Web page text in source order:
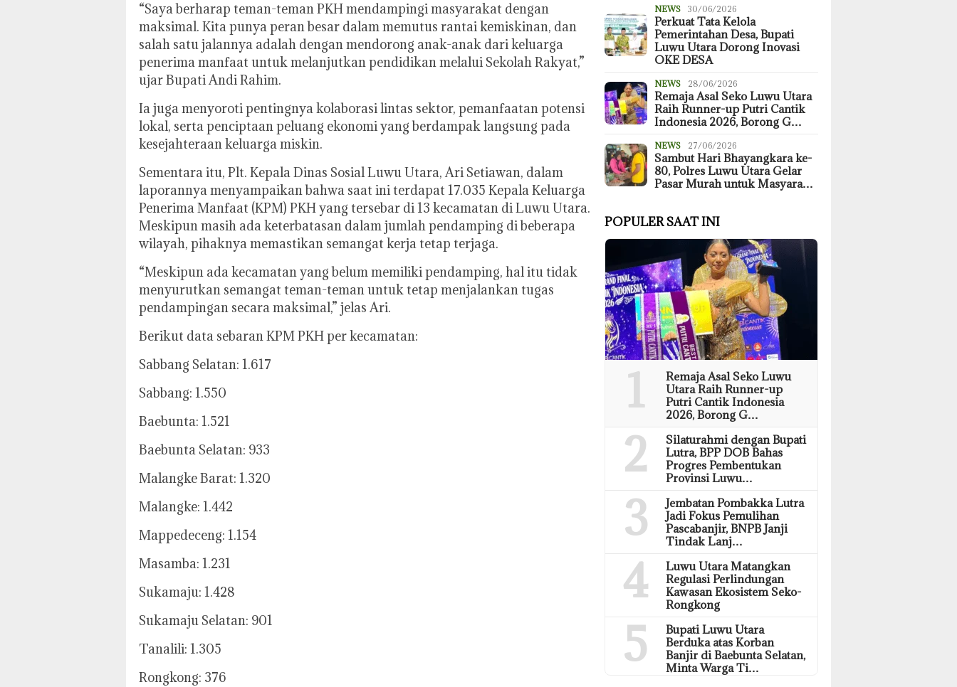
“Saya berharap teman-teman PKH mendampingi masyarakat dengan
maksimal. Kita punya peran besar dalam memutus rantai kemiskinan, dan
salah satu jalannya adalah dengan mendorong anak-anak dari keluarga
penerima manfaat untuk melanjutkan pendidikan melalui Sekolah Rakyat,”
ujar Bupati Andi Rahim.
Ia juga menyoroti pentingnya kolaborasi lintas sektor, pemanfaatan potensi
lokal, serta penciptaan peluang ekonomi yang berdampak langsung pada
kesejahteraan keluarga miskin.
Sementara itu, Plt. Kepala Dinas Sosial Luwu Utara, Ari Setiawan, dalam
laporannya menyampaikan bahwa saat ini terdapat 17.035 Kepala Keluarga
Penerima Manfaat (KPM) PKH yang tersebar di 13 kecamatan di Luwu Utara.
Meskipun masih ada keterbatasan dalam jumlah pendamping di beberapa
wilayah, pihaknya memastikan semangat kerja tetap terjaga.
“Meskipun ada kecamatan yang belum memiliki pendamping, hal itu tidak
menyurutkan semangat teman-teman untuk tetap menjalankan tugas
pendampingan secara maksimal,” jelas Ari.
Berikut data sebaran KPM PKH per kecamatan:
Sabbang Selatan: 1.617
Sabbang: 1.550
Baebunta: 1.521
Baebunta Selatan: 933
Malangke Barat: 1.320
Malangke: 1.442
Mappedeceng: 1.154
Masamba: 1.231
Sukamaju: 1.428
Sukamaju Selatan: 901
Tanalili: 1.305
Rongkong: 376
NEWS 30/06/2026
Perkuat Tata Kelola
Pemerintahan Desa, Bupati
Luwu Utara Dorong Inovasi
OKE DESA
NEWS 28/06/2026
Remaja Asal Seko Luwu Utara
Raih Runner-up Putri Cantik
Indonesia 2026, Borong G…
NEWS 27/06/2026
Sambut Hari Bhayangkara ke-
80, Polres Luwu Utara Gelar
Pasar Murah untuk Masyara…
POPULER SAAT INI
1
Remaja Asal Seko Luwu
Utara Raih Runner-up
Putri Cantik Indonesia
2026, Borong G…
2
Silaturahmi dengan Bupati
Lutra, BPP DOB Bahas
Progres Pembentukan
Provinsi Luwu…
3
Jembatan Pombakka Lutra
Jadi Fokus Pemulihan
Pascabanjir, BNPB Janji
Tindak Lanj…
4
Luwu Utara Matangkan
Regulasi Perlindungan
Kawasan Ekosistem Seko-
Rongkong
5
Bupati Luwu Utara
Berduka atas Korban
Banjir di Baebunta Selatan,
Minta Warga Ti…